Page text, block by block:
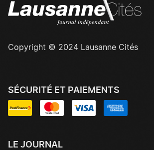
Copyright © 2024 Lausanne Cités
SÉCURITÉ ET PAIEMENTS
LE JOURNAL